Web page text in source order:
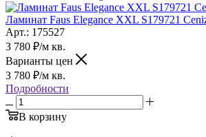
Ламинат Faus Elegance XXL S179721
Арт.: 175527
3 780 ₽/м кв.
Варианты цен
3 780 ₽/м кв.
Подробности
В корзину